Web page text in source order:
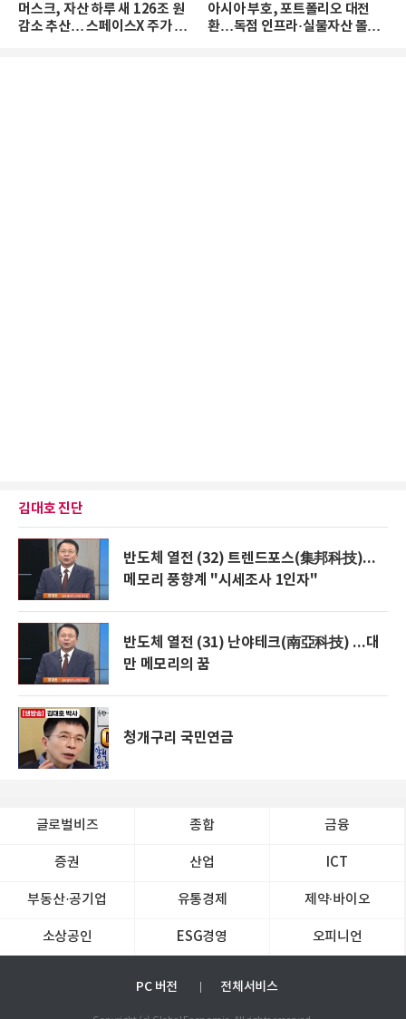
머스크, 자산 하루 새 126조 원
감소 추산… 스페이스X 주가 하
아시아 부호, 포트폴리오 대전
환…독점 인프라·실물자산 몰린
김대호 진단
반도체 열전 (32) 트렌드포스(集邦科技)...
메모리 풍향계 "시세조사 1인자"
반도체 열전 (31) 난야테크(南亞科技) ...대
만 메모리의 꿈
청개구리 국민연금
글로벌비즈 종합 금융
증권 산업 ICT
부동산·공기업 유통경제 제약∙바이오
소상공인 ESG경영 오피니언
PC 버전 전체서비스